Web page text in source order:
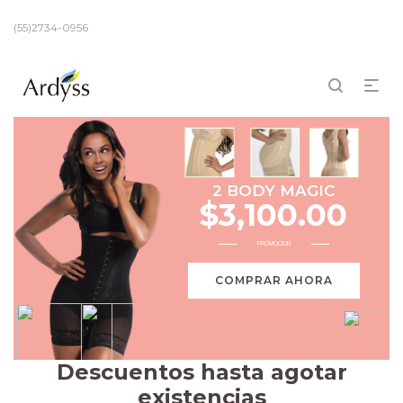
(55)2734-0956
2 BODY MAGIC
$3,100.00
PROMOCIÓN
COMPRAR AHORA
Descuentos hasta agotar
existencias